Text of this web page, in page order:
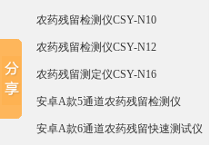
农药残留检测仪CSY-N10
农药残留检测仪CSY-N12
农药残留测定仪CSY-N16
安卓A款5通道农药残留检测仪
安卓A款6通道农药残留快速测试仪